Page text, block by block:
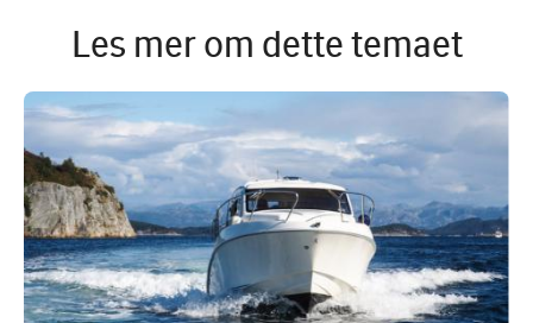
Les mer om dette temaet